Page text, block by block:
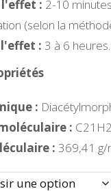
l'effet : 2-10
(selon la
l'effet : 3 à 6 heures.
:
:
: 369,41 g/